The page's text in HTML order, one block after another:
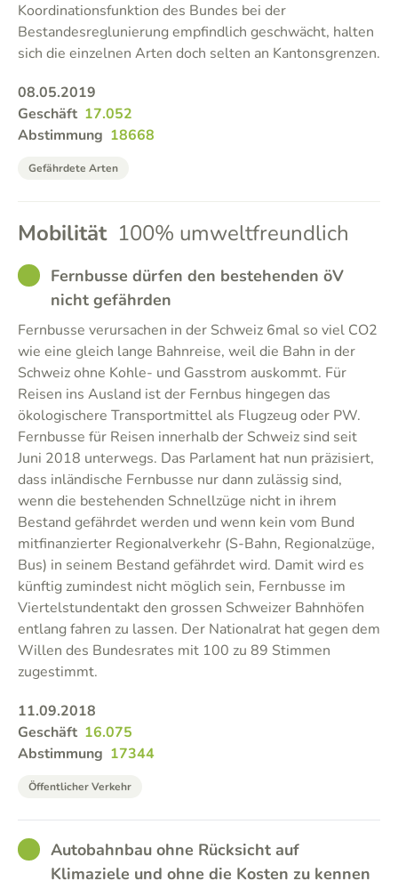
Koordinationsfunktion des Bundes bei der
Bestandesreglunierung empfindlich geschwächt, halten
sich die einzelnen Arten doch selten an Kantonsgrenzen.
08.05.2019
Geschäft 17.052
Abstimmung 18668
Gefährdete Arten
Mobilität 100% umweltfreundlich
GOODFernbusse dürfen den bestehenden öV
nicht gefährden
Fernbusse verursachen in der Schweiz 6mal so viel CO2
wie eine gleich lange Bahnreise, weil die Bahn in der
Schweiz ohne Kohle- und Gasstrom auskommt. Für
Reisen ins Ausland ist der Fernbus hingegen das
ökologischere Transportmittel als Flugzeug oder PW.
Fernbusse für Reisen innerhalb der Schweiz sind seit
Juni 2018 unterwegs. Das Parlament hat nun präzisiert,
dass inländische Fernbusse nur dann zulässig sind,
wenn die bestehenden Schnellzüge nicht in ihrem
Bestand gefährdet werden und wenn kein vom Bund
mitfinanzierter Regionalverkehr (S-Bahn, Regionalzüge,
Bus) in seinem Bestand gefährdet wird. Damit wird es
künftig zumindest nicht möglich sein, Fernbusse im
Viertelstundentakt den grossen Schweizer Bahnhöfen
entlang fahren zu lassen. Der Nationalrat hat gegen dem
Willen des Bundesrates mit 100 zu 89 Stimmen
zugestimmt.
11.09.2018
Geschäft 16.075
Abstimmung 17344
Öffentlicher Verkehr
GOODAutobahnbau ohne Rücksicht auf
Klimaziele und ohne die Kosten zu kennen